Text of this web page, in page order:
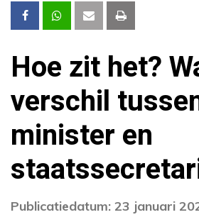
Hoe zit het?
verschil
minister en
Publicatiedatum: 23 januari